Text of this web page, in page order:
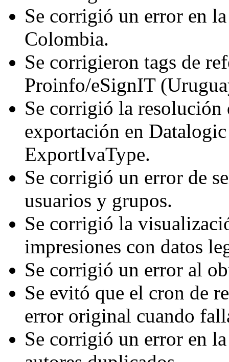
Se corrigió un error en
Colombia.
Se corrigieron tags de
Proinfo/eSignIT
Se corrigió la
exportación en
ExportIvaType.
Se corrigió un error de
usuarios y grupos.
Se corrigió la
impresiones con datos
Se corrigió un error al
Se evitó que el cron de
error original cuando
Se corrigió un error en